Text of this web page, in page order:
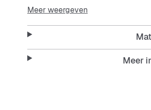
Bovenwerk van synthetisch leer is
De perforaties op de neus en aan
ventilatie.
Rubberen buitenzool over de
en heeft een profiel dat lijkt op
Meer weergeven
Meer